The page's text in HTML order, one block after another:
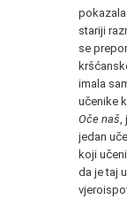
stariji
se
imala
učenike
Oče naš
jedan
koji
da je taj